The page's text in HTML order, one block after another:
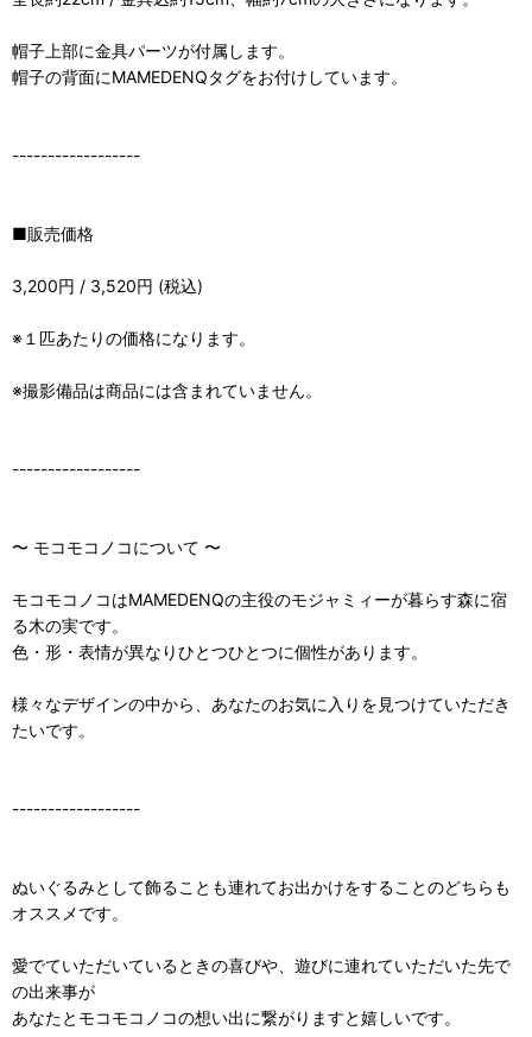
帽子上部に金具パーツが付属します。
帽子の背面にMAMEDENQタグをお付けしています。
------------------
■販売価格
3,200円 / 3,520円 (税込)
※１匹あたりの価格になります。
※撮影備品は商品には含まれていません。
------------------
〜 モコモコノコについて 〜
モコモコノコはMAMEDENQの主役のモジャミィーが暮らす森に宿
る木の実です。
色・形・表情が異なりひとつひとつに個性があります。
様々なデザインの中から、あなたのお気に入りを見つけていただき
たいです。
------------------
ぬいぐるみとして飾ることも連れてお出かけをすることのどちらも
オススメです。
愛でていただいているときの喜びや、遊びに連れていただいた先で
の出来事が
あなたとモコモコノコの想い出に繋がりますと嬉しいです。